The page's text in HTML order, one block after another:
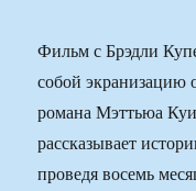
Фильм с Брэдли
собой экранизацию
романа Мэттьюа
рассказывает
проведя восемь